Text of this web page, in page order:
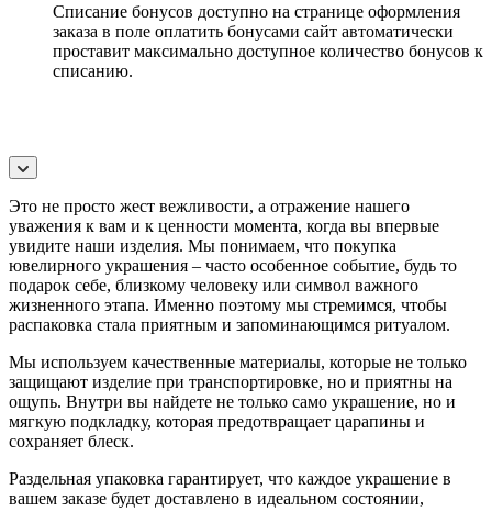
Списание бонусов доступно на странице оформления
заказа в поле оплатить бонусами сайт автоматически
проставит максимально доступное количество бонусов к
списанию.
Это не просто жест вежливости, а отражение нашего
уважения к вам и к ценности момента, когда вы впервые
увидите наши изделия. Мы понимаем, что покупка
ювелирного украшения – часто особенное событие, будь то
подарок себе, близкому человеку или символ важного
жизненного этапа. Именно поэтому мы стремимся, чтобы
распаковка стала приятным и запоминающимся ритуалом.
Мы используем качественные материалы, которые не только
защищают изделие при транспортировке, но и приятны на
ощупь. Внутри вы найдете не только само украшение, но и
мягкую подкладку, которая предотвращает царапины и
сохраняет блеск.
Раздельная упаковка гарантирует, что каждое украшение в
вашем заказе будет доставлено в идеальном состоянии,